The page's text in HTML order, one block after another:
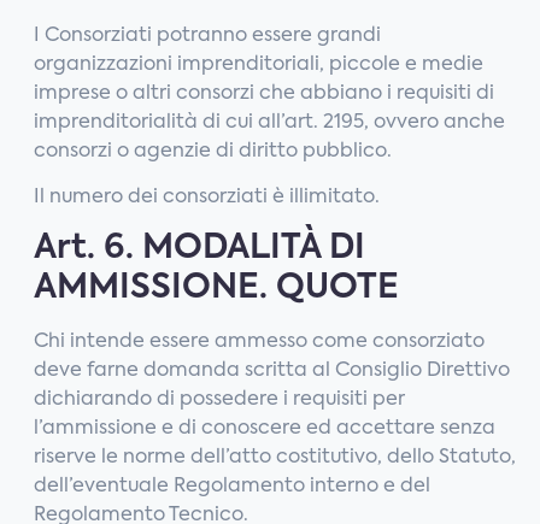
I Consorziati potranno essere grandi
organizzazioni imprenditoriali, piccole e medie
imprese o altri consorzi che abbiano i requisiti di
imprenditorialità di cui all’art. 2195, ovvero anche
consorzi o agenzie di diritto pubblico.
Il numero dei consorziati è illimitato.
Art. 6. MODALITÀ DI
AMMISSIONE. QUOTE
Chi intende essere ammesso come consorziato
deve farne domanda scritta al Consiglio Direttivo
dichiarando di possedere i requisiti per
l’ammissione e di conoscere ed accettare senza
riserve le norme dell’atto costitutivo, dello Statuto,
dell’eventuale Regolamento interno e del
Regolamento Tecnico.